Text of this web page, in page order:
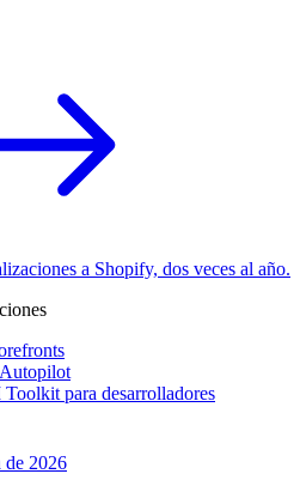
a Shopify, dos veces al año.
para desarrolladores
de 2026